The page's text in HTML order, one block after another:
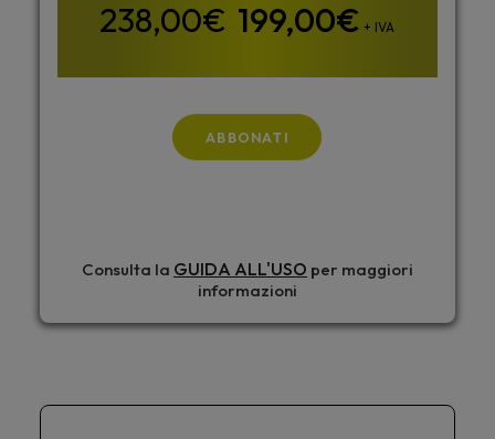
199,00€ + IVA
ABBONATI
Consulta la GUIDA ALL'USO per maggiori
informazioni